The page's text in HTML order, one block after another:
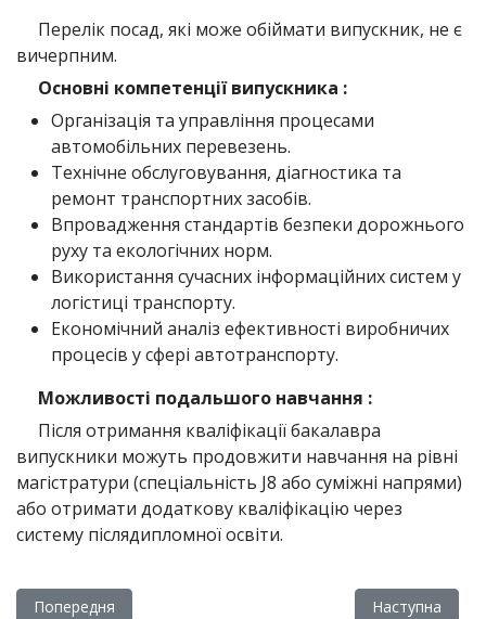
Перелік посад, які може обіймати випускник, не є
вичерпним.
Основні компетенції випускника :
Організація та управління процесами
автомобільних перевезень.
Технічне обслуговування, діагностика та
ремонт транспортних засобів.
Впровадження стандартів безпеки дорожнього
руху та екологічних норм.
Використання сучасних інформаційних систем у
логістиці транспорту.
Економічний аналіз ефективності виробничих
процесів у сфері автотранспорту.
Можливості подальшого навчання :
Після отримання кваліфікації бакалавра
випускники можуть продовжити навчання на рівні
магістратури (спеціальність J8 або суміжні напрями)
або отримати додаткову кваліфікацію через
систему післядипломної освіти.
Попередня стаття: РЕЗУЛЬТАТИ СПІВБЕСІД НА ОСНОВІ БСО
Попередня Наступна
Наступна